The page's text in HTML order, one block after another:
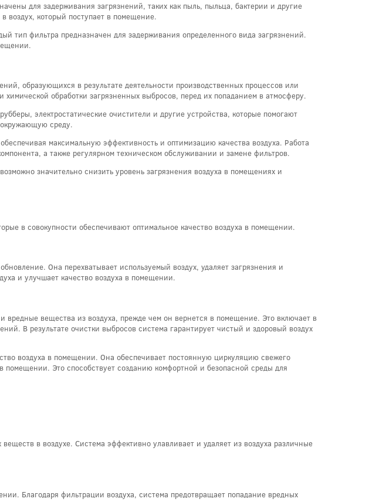
для задерживания загрязнений, таких как пыль, пыльца, бактерии и другие
воздух, который поступает в помещение.
тип фильтра предназначен для задерживания определенного вида загрязнений.
образующихся в результате деятельности производственных процессов или
обработки загрязненных выбросов, перед их попаданием в атмосферу.
электростатические очистители и другие устройства, которые помогают
окружающую среду.
максимальную эффективность и оптимизацию качества воздуха. Работа
а также регулярном техническом обслуживании и замене фильтров.
значительно снизить уровень загрязнения воздуха в помещениях и
в совокупности обеспечивают оптимальное качество воздуха в помещении.
Она перехватывает используемый воздух, удаляет загрязнения и
и улучшает качество воздуха в помещении.
вещества из воздуха, прежде чем он вернется в помещение. Это включает в
В результате очистки выбросов система гарантирует чистый и здоровый воздух
воздуха в помещении. Она обеспечивает постоянную циркуляцию свежего
помещении. Это способствует созданию комфортной и безопасной среды для
в воздухе. Система эффективно улавливает и удаляет из воздуха различные
Благодаря фильтрации воздуха, система предотвращает попадание вредных